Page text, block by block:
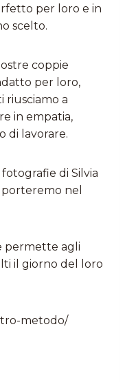
per loro e in
scelto.
coppie
per loro,
riusciamo a
in empatia,
di lavorare.
di Silvia
nel
permette agli
il giorno del loro
metodo/